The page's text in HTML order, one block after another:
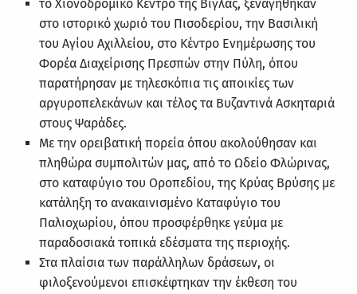
το Χιονοδρομικό Κέντρο της Βίγλας, ξεναγήθηκαν
στο ιστορικό χωριό του Πισοδερίου, την Βασιλική
του Αγίου Αχιλλείου, στο Κέντρο Ενημέρωσης του
Φορέα Διαχείρισης Πρεσπών στην Πύλη, όπου
παρατήρησαν με τηλεσκόπια τις αποικίες των
αργυροπελεκάνων και τέλος τα Βυζαντινά Ασκηταριά
στους Ψαράδες.
Με την ορειβατική πορεία όπου ακολούθησαν και
πληθώρα συμπολιτών μας, από το Ωδείο Φλώρινας,
στο καταφύγιο του Οροπεδίου, της Κρύας Βρύσης με
κατάληξη το ανακαινισμένο Καταφύγιο του
Παλιοχωρίου, όπου προσφέρθηκε γεύμα με
παραδοσιακά τοπικά εδέσματα της περιοχής.
Στα πλαίσια των παράλληλων δράσεων, οι
φιλοξενούμενοι επισκέφτηκαν την έκθεση του